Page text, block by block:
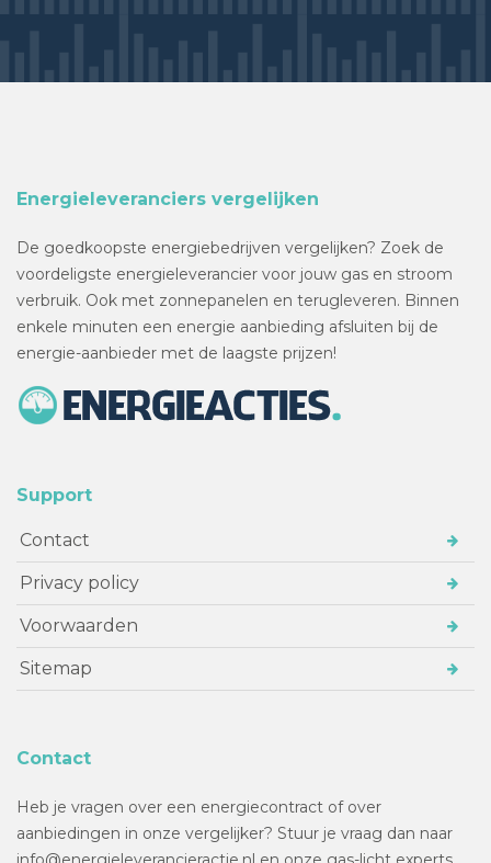
Energieleveranciers vergelijken
De goedkoopste energiebedrijven vergelijken? Zoek de
voordeligste energieleverancier voor jouw gas en stroom
verbruik. Ook met zonnepanelen en terugleveren. Binnen
enkele minuten een energie aanbieding afsluiten bij de
energie-aanbieder met de laagste prijzen!
Support
Contact
Privacy policy
Voorwaarden
Sitemap
Contact
Heb je vragen over een energiecontract of over
aanbiedingen in onze vergelijker? Stuur je vraag dan naar